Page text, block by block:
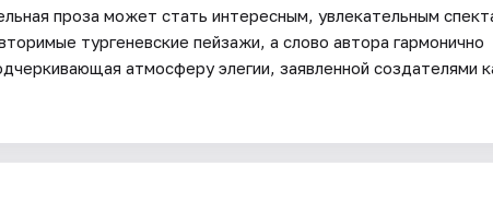
проза может стать интересным, увлекательным
тургеневские пейзажи, а слово автора гармонично
атмосферу элегии, заявленной создателями